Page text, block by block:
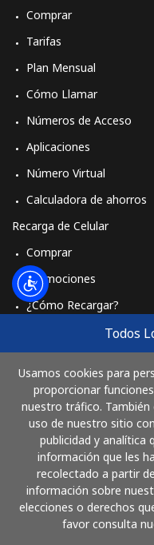
Todos
Usamos cookies para
proporcionar
nuestro tráfico.
uso de nuestro sitio
publicidad y analítica
información que les
recolectado a partir
información sobre
elecciones o derechos
favor consulta
Comprar
Tarifas
Plan Mensual
Cómo Llamar
Números de Acceso
Aplicaciones
Número Virtual
Calculadora de ahorros
Recarga de Celular
Comprar
Promociones
¿Cómo Recargar?
Cómo funciona